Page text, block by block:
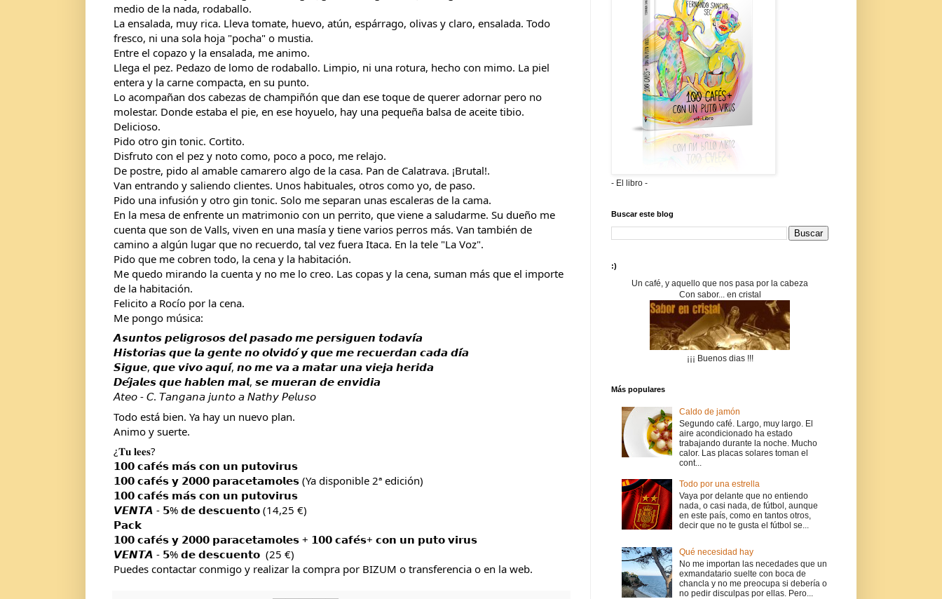
medio de la nada, rodaballo.
La ensalada, muy rica. Lleva tomate, huevo, atún, espárrago, olivas y claro, ensalada. Todo
fresco, ni una sola hoja "pocha" o mustia.
Entre el copazo y la ensalada, me animo.
Llega el pez. Pedazo de lomo de rodaballo. Limpio, ni una rotura, hecho con mimo. La piel
entera y la carne compacta, en su punto.
Lo acompañan dos cabezas de champiñón que dan ese toque de querer adornar pero no
molestar. Donde estaba el pie, en ese hoyuelo, hay una pequeña balsa de aceite tibio.
Delicioso.
Pido otro gin tonic. Cortito.
Disfruto con el pez y noto como, poco a poco, me relajo.
De postre, pido al amable camarero algo de la casa. Pan de Calatrava. ¡Brutal!.
Van entrando y saliendo clientes. Unos habituales, otros como yo, de paso.
Pido una infusión y otro gin tonic. Solo me separan unas escaleras de la cama.
En la mesa de enfrente un matrimonio con un perrito, que viene a saludarme. Su dueño me
cuenta que son de Valls, viven en una masía y tiene varios perros más. Van también de
camino a algún lugar que no recuerdo, tal vez fuera Itaca. En la tele "La Voz".
Pido que me cobren todo, la cena y la habitación.
Me quedo mirando la cuenta y no me lo creo. Las copas y la cena, suman más que el importe
de la habitación.
Felicito a Rocío por la cena.
Me pongo música:
𝘼𝙨𝙪𝙣𝙩𝙤𝙨 𝙥𝙚𝙡𝙞𝙜𝙧𝙤𝙨𝙤𝙨 𝙙𝙚𝙡 𝙥𝙖𝙨𝙖𝙙𝙤 𝙢𝙚 𝙥𝙚𝙧𝙨𝙞𝙜𝙪𝙚𝙣 𝙩𝙤𝙙𝙖𝙫𝙞́𝙖
𝙃𝙞𝙨𝙩𝙤𝙧𝙞𝙖𝙨 𝙦𝙪𝙚 𝙡𝙖 𝙜𝙚𝙣𝙩𝙚 𝙣𝙤 𝙤𝙡𝙫𝙞𝙙𝙤́ 𝙮 𝙦𝙪𝙚 𝙢𝙚 𝙧𝙚𝙘𝙪𝙚𝙧𝙙𝙖𝙣 𝙘𝙖𝙙𝙖 𝙙𝙞́𝙖
𝙎𝙞𝙜𝙪𝙚, 𝙦𝙪𝙚 𝙫𝙞𝙫𝙤 𝙖𝙦𝙪𝙞́, 𝙣𝙤 𝙢𝙚 𝙫𝙖 𝙖 𝙢𝙖𝙩𝙖𝙧 𝙪𝙣𝙖 𝙫𝙞𝙚𝙟𝙖 𝙝𝙚𝙧𝙞𝙙𝙖
𝘿𝙚́𝙟𝙖𝙡𝙚𝙨 𝙦𝙪𝙚 𝙝𝙖𝙗𝙡𝙚𝙣 𝙢𝙖𝙡, 𝙨𝙚 𝙢𝙪𝙚𝙧𝙖𝙣 𝙙𝙚 𝙚𝙣𝙫𝙞𝙙𝙞𝙖
𝘈𝘵𝘦𝘰 - 𝘊. 𝘛𝘢𝘯𝘨𝘢𝘯𝘢 𝘫𝘶𝘯𝘵𝘰 𝘢 𝘕𝘢𝘵𝘩𝘺 𝘗𝘦𝘭𝘶𝘴𝘰
Todo está bien. Ya hay un nuevo plan.
Animo y suerte.
¿𝐓𝐮 𝐥𝐞𝐞𝐬?
𝟭𝟬𝟬 𝗰𝗮𝗳𝗲́𝘀 𝗺𝗮́𝘀 𝗰𝗼𝗻 𝘂𝗻 𝗽𝘂𝘁𝗼𝘃𝗶𝗿𝘂𝘀
𝟭𝟬𝟬 𝗰𝗮𝗳𝗲́𝘀 𝘆 𝟮𝟬𝟬𝟬 𝗽𝗮𝗿𝗮𝗰𝗲𝘁𝗮𝗺𝗼𝗹𝗲𝘀 (Ya disponible 2ª edición)
𝟭𝟬𝟬 𝗰𝗮𝗳𝗲́𝘀 𝗺𝗮́𝘀 𝗰𝗼𝗻 𝘂𝗻 𝗽𝘂𝘁𝗼𝘃𝗶𝗿𝘂𝘀
𝙑𝙀𝙉𝙏𝘼 - 𝟱% 𝗱𝗲 𝗱𝗲𝘀𝗰𝘂𝗲𝗻𝘁𝗼 (14,25 €)
𝗣𝗮𝗰𝗸
𝟭𝟬𝟬 𝗰𝗮𝗳𝗲́𝘀 𝘆 𝟮𝟬𝟬𝟬 𝗽𝗮𝗿𝗮𝗰𝗲𝘁𝗮𝗺𝗼𝗹𝗲𝘀 + 𝟭𝟬𝟬 𝗰𝗮𝗳𝗲́𝘀+ 𝗰𝗼𝗻 𝘂𝗻 𝗽𝘂𝘁𝗼 𝘃𝗶𝗿𝘂𝘀
𝙑𝙀𝙉𝙏𝘼 - 𝟱% 𝗱𝗲 𝗱𝗲𝘀𝗰𝘂𝗲𝗻𝘁𝗼  (25 €)
Puedes contactar conmigo y realizar la compra por BIZUM o transferencia o en la web.
- El libro -
Buscar este blog
:)
Un café, y aquello que nos pasa por la cabeza
Con sabor... en cristal
¡¡¡ Buenos dias !!!
Más populares
Caldo de jamón
Segundo café. Largo, muy largo. El
aire acondicionado ha estado
trabajando durante la noche. Mucho
calor. Las placas solares toman el
cont...
Todo por una estrella
Vaya por delante que no entiendo
nada, o casi nada, de fútbol, aunque
en este país, como en tantos otros,
decir que no te gusta el fútbol se...
Qué necesidad hay
No me importan las necedades que un
exmandatario suelte con boca de
chancla y no me preocupa si debería o
no pedir disculpas por ellas. Pero...